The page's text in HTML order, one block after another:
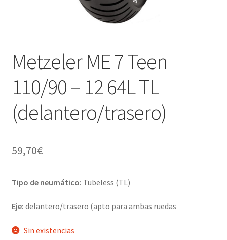
Metzeler ME 7 Teen
110/90 – 12 64L TL
(delantero/trasero)
59,70€
Tipo de neumático: Tubeless (TL)
Eje: delantero/trasero (apto para ambas ruedas
Sin existencias